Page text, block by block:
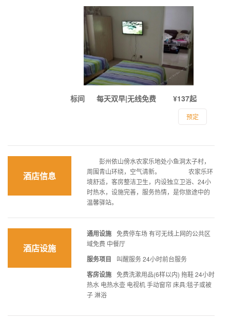
标间 ¥137起
每天双早|无线免费
预定
酒店信息
彭州依山傍水农家乐地处小鱼洞太子村，
周围青山环绕，空气清新。 农家乐环
境舒适，客房整洁卫生，内设独立卫浴、24小
时热水，设施完善，服务热情，是你旅途中的
温馨驿站。
酒店设施
通用设施 免费停车场 有可无线上网的公共区
域免费 中餐厅
服务项目 叫醒服务 24小时前台服务
客房设施 免费洗漱用品(6样以内) 拖鞋 24小时
热水 电热水壶 电视机 手动窗帘 床具:毯子或被
子 淋浴